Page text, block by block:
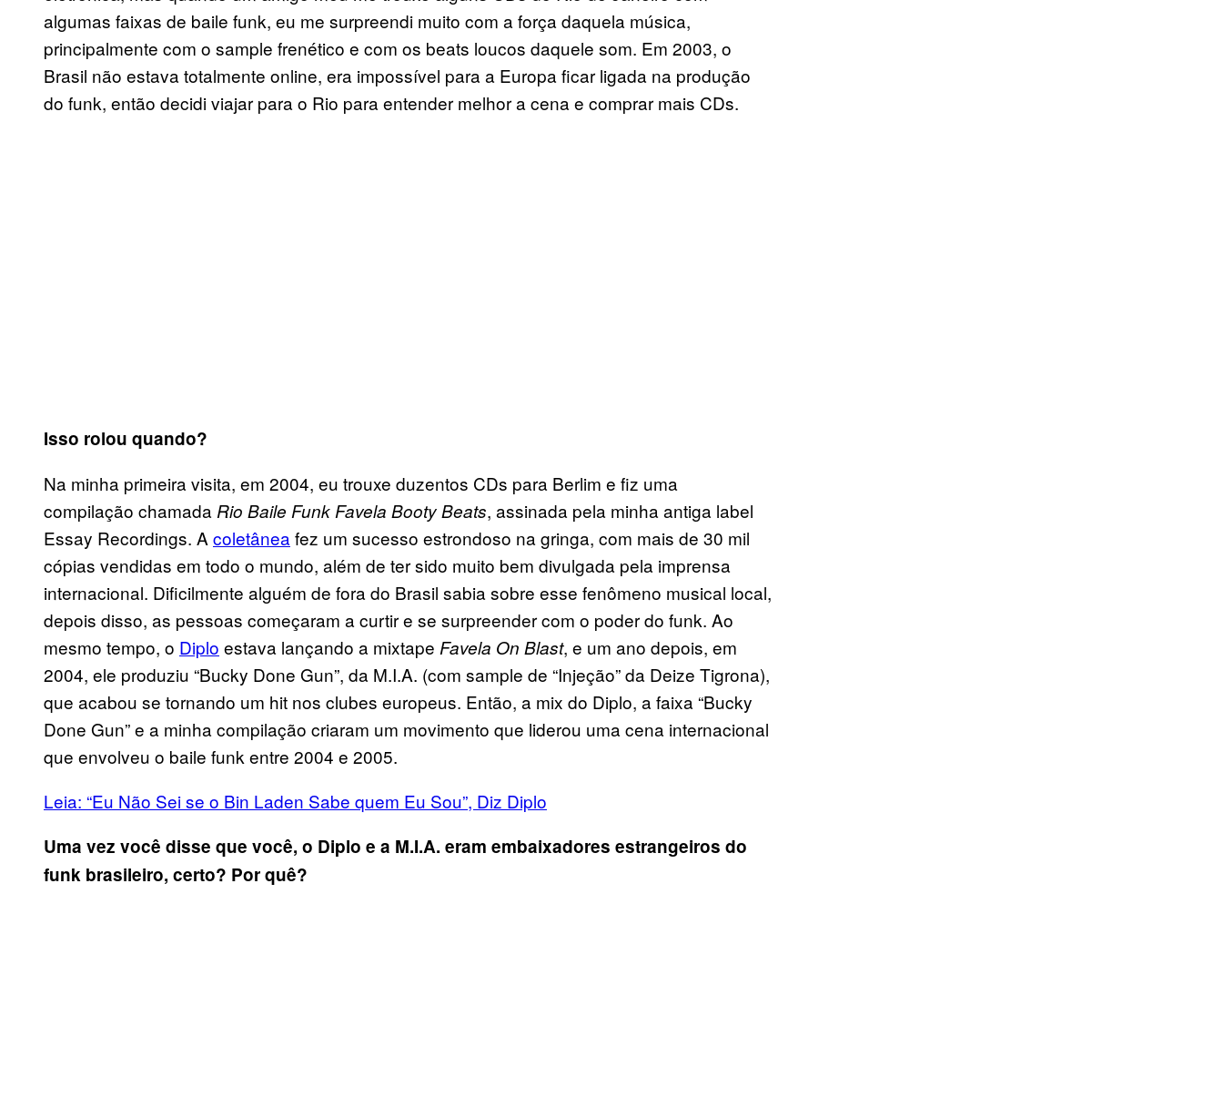
algumas faixas de baile funk, eu me surpreendi muito com a força daquela música,
principalmente com o sample frenético e com os beats loucos daquele som. Em 2003, o
Brasil não estava totalmente online, era impossível para a Europa ficar ligada na produção
do funk, então decidi viajar para o Rio para entender melhor a cena e comprar mais CDs.
Isso rolou quando?
Na minha primeira visita, em 2004, eu trouxe duzentos CDs para Berlim e fiz uma
compilação chamada Rio Baile Funk Favela Booty Beats, assinada pela minha antiga label
Essay Recordings. A coletânea fez um sucesso estrondoso na gringa, com mais de 30 mil
cópias vendidas em todo o mundo, além de ter sido muito bem divulgada pela imprensa
internacional. Dificilmente alguém de fora do Brasil sabia sobre esse fenômeno musical local,
depois disso, as pessoas começaram a curtir e se surpreender com o poder do funk. Ao
mesmo tempo, o Diplo estava lançando a mixtape Favela On Blast, e um ano depois, em
2004, ele produziu “Bucky Done Gun”, da M.I.A. (com sample de “Injeção” da Deize Tigrona),
que acabou se tornando um hit nos clubes europeus. Então, a mix do Diplo, a faixa “Bucky
Done Gun” e a minha compilação criaram um movimento que liderou uma cena internacional
que envolveu o baile funk entre 2004 e 2005.
Leia: “Eu Não Sei se o Bin Laden Sabe quem Eu Sou”, Diz Diplo
Uma vez você disse que você, o Diplo e a M.I.A. eram embaixadores estrangeiros do
funk brasileiro, certo? Por quê?